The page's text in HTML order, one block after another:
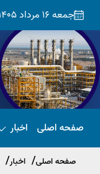
جمعه 16 مرداد 1405
صفحه اصلی اخبار
صفحه اصلی اخبار